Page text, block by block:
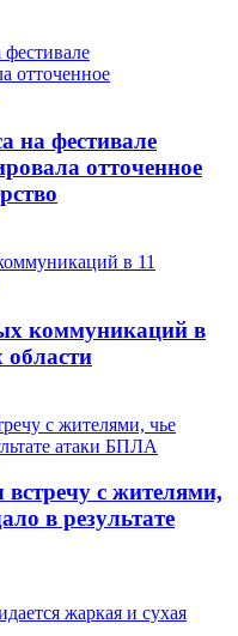
на фестивале
отточенное
коммуникаций в
области
с жителями,
в результате